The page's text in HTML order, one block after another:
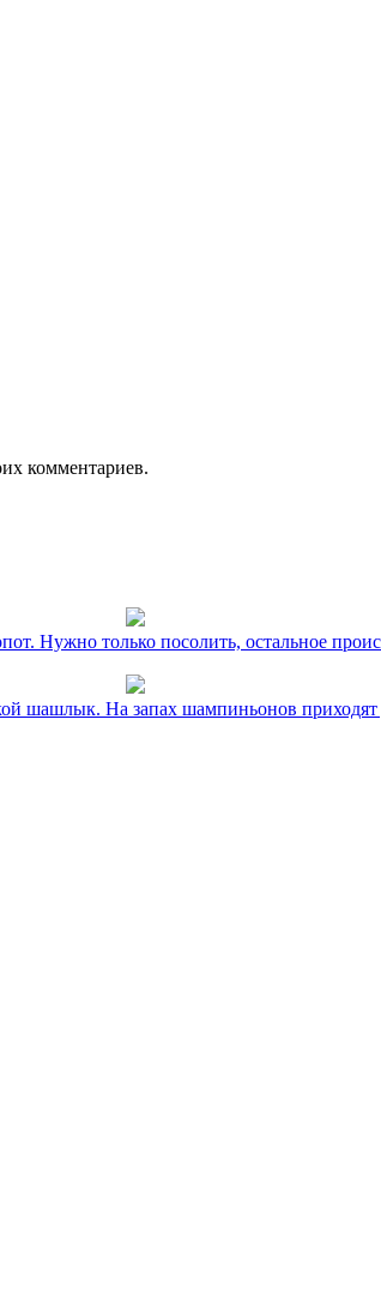
комментариев.
Нужно только посолить, остальное
шашлык. На запах шампиньонов приходят